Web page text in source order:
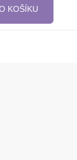
KOŠÍKU